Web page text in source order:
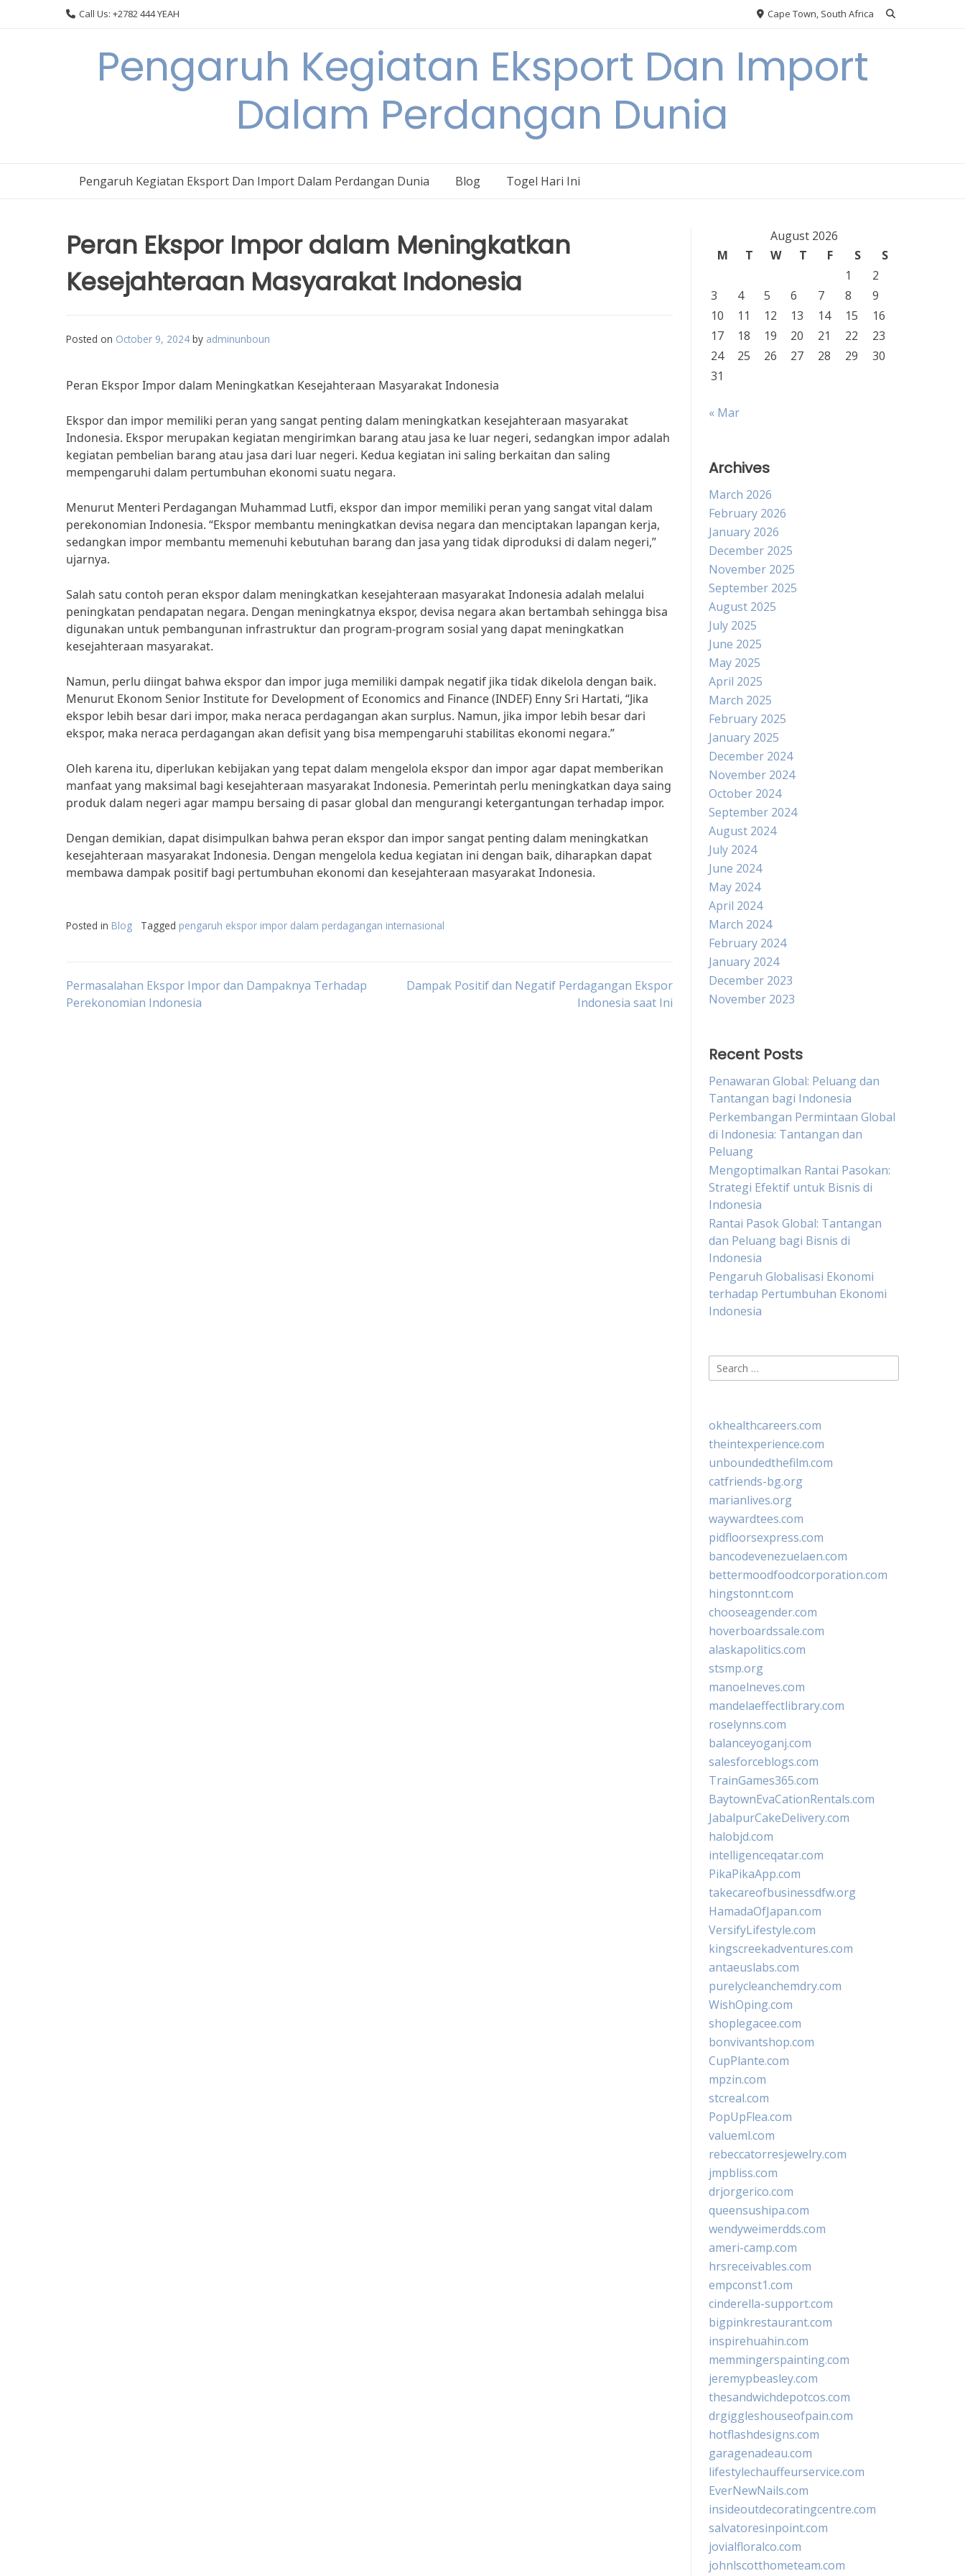
Call Us: +2782 444 YEAH Cape Town, South Africa
Pengaruh Kegiatan Eksport Dan Import
Dalam Perdangan Dunia
Pengaruh Kegiatan Eksport Dan Import Dalam Perdangan Dunia Blog Togel Hari Ini
Peran Ekspor Impor dalam Meningkatkan
Kesejahteraan Masyarakat Indonesia
Posted on October 9, 2024 by adminunboun
Peran Ekspor Impor dalam Meningkatkan Kesejahteraan Masyarakat Indonesia
Ekspor dan impor memiliki peran yang sangat penting dalam meningkatkan kesejahteraan masyarakat
Indonesia. Ekspor merupakan kegiatan mengirimkan barang atau jasa ke luar negeri, sedangkan impor adalah
kegiatan pembelian barang atau jasa dari luar negeri. Kedua kegiatan ini saling berkaitan dan saling
mempengaruhi dalam pertumbuhan ekonomi suatu negara.
Menurut Menteri Perdagangan Muhammad Lutfi, ekspor dan impor memiliki peran yang sangat vital dalam
perekonomian Indonesia. “Ekspor membantu meningkatkan devisa negara dan menciptakan lapangan kerja,
sedangkan impor membantu memenuhi kebutuhan barang dan jasa yang tidak diproduksi di dalam negeri,”
ujarnya.
Salah satu contoh peran ekspor dalam meningkatkan kesejahteraan masyarakat Indonesia adalah melalui
peningkatan pendapatan negara. Dengan meningkatnya ekspor, devisa negara akan bertambah sehingga bisa
digunakan untuk pembangunan infrastruktur dan program-program sosial yang dapat meningkatkan
kesejahteraan masyarakat.
Namun, perlu diingat bahwa ekspor dan impor juga memiliki dampak negatif jika tidak dikelola dengan baik.
Menurut Ekonom Senior Institute for Development of Economics and Finance (INDEF) Enny Sri Hartati, “Jika
ekspor lebih besar dari impor, maka neraca perdagangan akan surplus. Namun, jika impor lebih besar dari
ekspor, maka neraca perdagangan akan defisit yang bisa mempengaruhi stabilitas ekonomi negara.”
Oleh karena itu, diperlukan kebijakan yang tepat dalam mengelola ekspor dan impor agar dapat memberikan
manfaat yang maksimal bagi kesejahteraan masyarakat Indonesia. Pemerintah perlu meningkatkan daya saing
produk dalam negeri agar mampu bersaing di pasar global dan mengurangi ketergantungan terhadap impor.
Dengan demikian, dapat disimpulkan bahwa peran ekspor dan impor sangat penting dalam meningkatkan
kesejahteraan masyarakat Indonesia. Dengan mengelola kedua kegiatan ini dengan baik, diharapkan dapat
membawa dampak positif bagi pertumbuhan ekonomi dan kesejahteraan masyarakat Indonesia.
Posted in Blog Tagged pengaruh ekspor impor dalam perdagangan internasional
Post
Permasalahan Ekspor Impor dan Dampaknya Terhadap
Perekonomian Indonesia
Dampak Positif dan Negatif Perdagangan Ekspor
Indonesia saat Ini
August 2026
M
T W T F S
S
1
2
3
4 5 6 7 8
9
10
11 12 13 14 15
16
17
18 19 20 21 22
23
24
25 26 27 28 29
30
31
« Mar
Archives
March 2026
February 2026
January 2026
December 2025
November 2025
September 2025
August 2025
July 2025
June 2025
May 2025
April 2025
March 2025
February 2025
January 2025
December 2024
November 2024
October 2024
September 2024
August 2024
July 2024
June 2024
May 2024
April 2024
March 2024
February 2024
January 2024
December 2023
November 2023
Recent Posts
Penawaran Global: Peluang dan
Tantangan bagi Indonesia
Perkembangan Permintaan Global
di Indonesia: Tantangan dan
Peluang
Mengoptimalkan Rantai Pasokan:
Strategi Efektif untuk Bisnis di
Indonesia
Rantai Pasok Global: Tantangan
dan Peluang bagi Bisnis di
Indonesia
Pengaruh Globalisasi Ekonomi
terhadap Pertumbuhan Ekonomi
Indonesia
Search
for:
okhealthcareers.com
theintexperience.com
unboundedthefilm.com
catfriends-bg.org
marianlives.org
waywardtees.com
pidfloorsexpress.com
bancodevenezuelaen.com
bettermoodfoodcorporation.com
hingstonnt.com
chooseagender.com
hoverboardssale.com
alaskapolitics.com
stsmp.org
manoelneves.com
mandelaeffectlibrary.com
roselynns.com
balanceyoganj.com
salesforceblogs.com
TrainGames365.com
BaytownEvaCationRentals.com
JabalpurCakeDelivery.com
halobjd.com
intelligenceqatar.com
PikaPikaApp.com
takecareofbusinessdfw.org
HamadaOfJapan.com
VersifyLifestyle.com
kingscreekadventures.com
antaeuslabs.com
purelycleanchemdry.com
WishOping.com
shoplegacee.com
bonvivantshop.com
CupPlante.com
mpzin.com
stcreal.com
PopUpFlea.com
valueml.com
rebeccatorresjewelry.com
jmpbliss.com
drjorgerico.com
queensushipa.com
wendyweimerdds.com
ameri-camp.com
hrsreceivables.com
empconst1.com
cinderella-support.com
bigpinkrestaurant.com
inspirehuahin.com
memmingerspainting.com
jeremypbeasley.com
thesandwichdepotcos.com
drgiggleshouseofpain.com
hotflashdesigns.com
garagenadeau.com
lifestylechauffeurservice.com
EverNewNails.com
insideoutdecoratingcentre.com
salvatoresinpoint.com
jovialfloralco.com
johnlscotthometeam.com